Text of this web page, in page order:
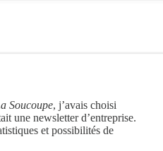
Soucoupe, j’avais choisi
une newsletter d’entreprise.
et possibilités de